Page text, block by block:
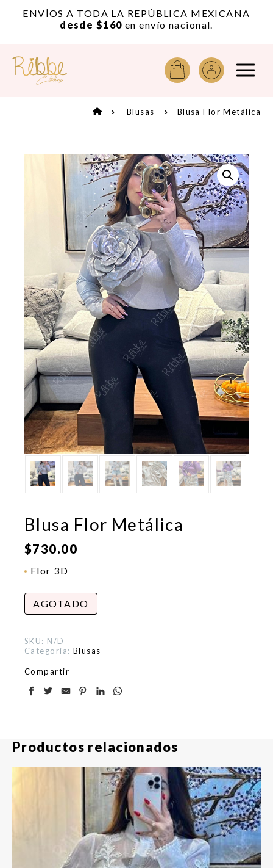
ENVÍOS A TODA LA REPÚBLICA MEXICANA
desde $160 en envío nacional.
Blusas Blusa Flor Metálica
Blusa Flor Metálica
$730.00
Flor 3D
AGOTADO
SKU: N/D
Categoría: Blusas
Compartir
Productos relacionados